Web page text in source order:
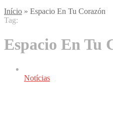
Início » Espacio En Tu Corazón
Tag:
Espacio En Tu
Notícias